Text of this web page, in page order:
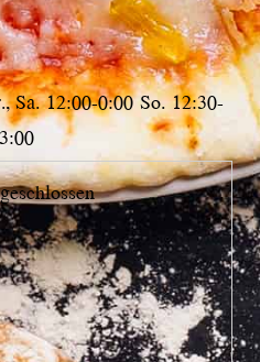
Sa. 12:00-0:00 So. 12:30-